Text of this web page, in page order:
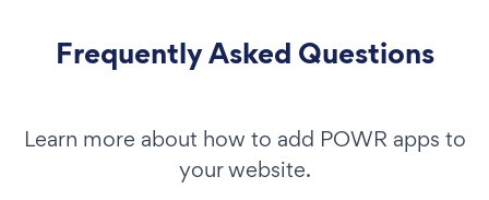
Frequently Asked Questions
Learn more about how to add POWR apps to
your website.